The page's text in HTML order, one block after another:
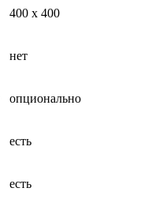
400 x 400
нет
опционально
есть
есть